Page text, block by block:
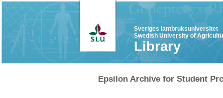
Sveriges lantbruksuniversitet
Swedish University of
Library
Epsilon Archive for Student